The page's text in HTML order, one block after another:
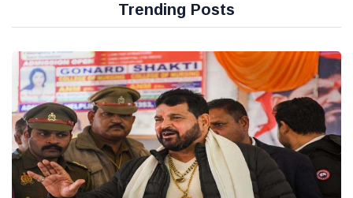
Trending Posts